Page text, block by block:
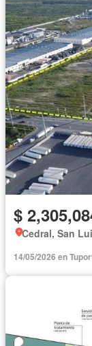
$
Cedral, San
14/05/2026 en